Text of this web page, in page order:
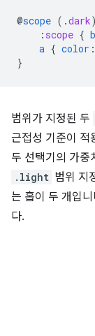
@scope ( .dark)
: scope {
a { color :
}
범위가 지정된 두
근접성 기준이 적
두 선택기의 가중
.light 범위 지
는 홉이 두 개입니
다.